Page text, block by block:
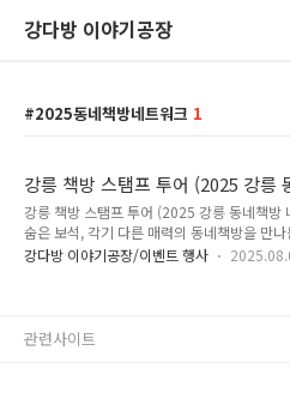
강다방 이야기공장
2025동네책방네트워크 1
강릉 책방 스탬프 투어 (2025 강릉
워크)
강릉 책방 스탬프 투어 (2025 강릉 동네책방
숨은 보석, 각기 다른 매력의 동네책방을 만
람, 공간이 연결되는 강릉 책방 스탬프 투어에
택스탬프를 모으면 도서 할인 혜택이!스탬프
강다방 이야기공장/이벤트 행사
관련사이트